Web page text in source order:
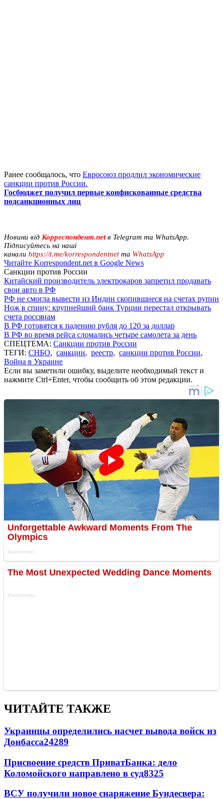
Ранее сообщалось, что Евросоюз продлил экономические
санкции против России.
Госбюджет получил первые конфискованные средства
подсанкционных лиц
Новини від Корреспондент.netв Telegram та WhatsApp.
Підписуйтесь на наші
канали https://t.me/korrespondentnetта WhatsApp
Читайте Korrespondent.net в Google News
Санкции против России
Китайский производитель электрокаров запретил продавать
свои авто в РФ
РФ не смогла вывести из Индии скопившиеся на счетах рупии
Нож в спину: крупнейший банк Турции перестал открывать
счета россянам
В РФ готовятся к падению рубля до 120 за доллар
В РФ во время рейса сломались четыре самолета за день
СПЕЦТЕМА: Санкции против России
ТЕГИ: СНБО, санкции, реестр, санкции против России,
Война в Украине
Если вы заметили ошибку, выделите необходимый текст и
нажмите Ctrl+Enter, чтобы сообщить об этом редакции.
ЧИТАЙТЕ ТАКЖЕ
Украинцы определились насчет вывода войск из
Донбасса24289
Присвоение средств ПриватБанка: дело
Коломойского направлено в суд8325
ВСУ получили новое снаряжение Бундесвера: